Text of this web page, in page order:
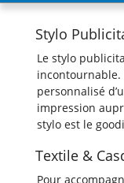
Stylo
Le stylo
incontournable.
personnalisé
impression
stylo est le
Textile &
Pour